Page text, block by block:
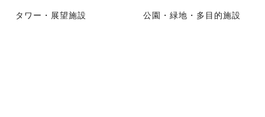
タワー・展望施設 公園・緑地・多目的施設